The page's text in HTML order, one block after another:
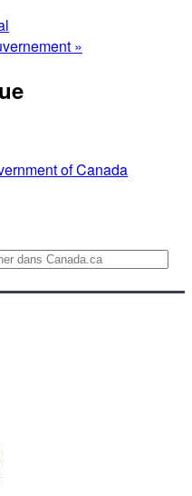
»
of Canada